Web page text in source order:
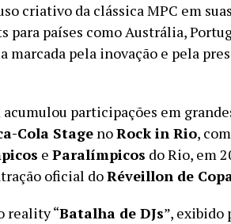
criativo da clássica MPC em suas
para países como Austrália,
pela inovação e pela
participações em
Cola Stage noRock in Rio,
e Paralímpicos do Rio, em
oficial doRéveillon de
reality “Batalha de DJs”, exibido